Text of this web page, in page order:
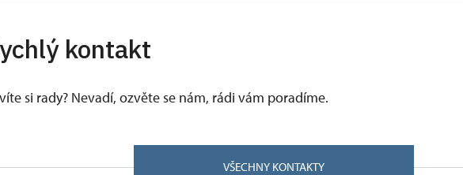
kontakt
si rady? Nevadí, ozvěte se nám, rádi vám poradíme.
VŠECHNY KONTAKTY